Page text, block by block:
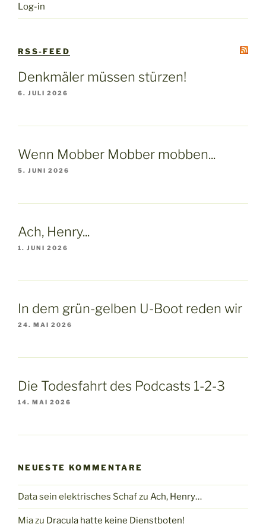
Log-in
RSS-FEED
Denkmäler müssen stürzen!
6. JULI 2026
Wenn Mobber Mobber mobben...
5. JUNI 2026
Ach, Henry...
1. JUNI 2026
In dem grün-gelben U-Boot reden wir
24. MAI 2026
Die Todesfahrt des Podcasts 1-2-3
14. MAI 2026
NEUESTE KOMMENTARE
Data sein elektrisches Schafzu Ach, Henry…
Miazu Dracula hatte keine Dienstboten!